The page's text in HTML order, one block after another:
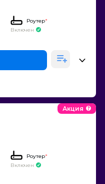
Роутер*
Включен
Акция
Роутер*
Включен